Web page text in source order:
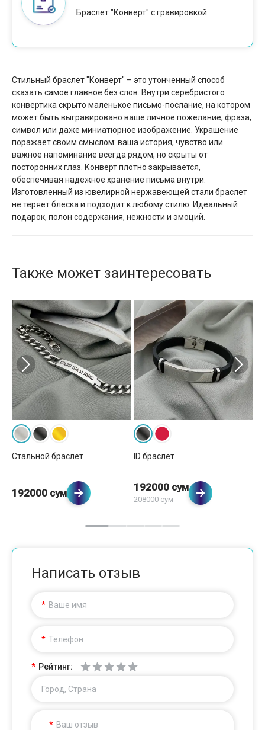
Браслет "Конверт" с гравировкой.
Стильный браслет "Конверт" – это утонченный способ
сказать самое главное без слов. Внутри серебристого
конвертика скрыто маленькое письмо-послание, на котором
может быть выгравировано ваше личное пожелание, фраза,
символ или даже миниатюрное изображение. Украшение
поражает своим смыслом: ваша история, чувство или
важное напоминание всегда рядом, но скрыты от
посторонних глаз. Конверт плотно закрывается,
обеспечивая надежное хранение письма внутри.
Изготовленный из ювелирной нержавеющей стали браслет
не теряет блеска и подходит к любому стилю. Идеальный
подарок, полон содержания, нежности и эмоций.
Также может заинтересовать
Стальной браслет
192000 сум
ID браслет
192000 сум
208000 сум
Написать отзыв
Ваше имя
Телефон
Рейтинг:
Город, Страна
Ваш отзыв